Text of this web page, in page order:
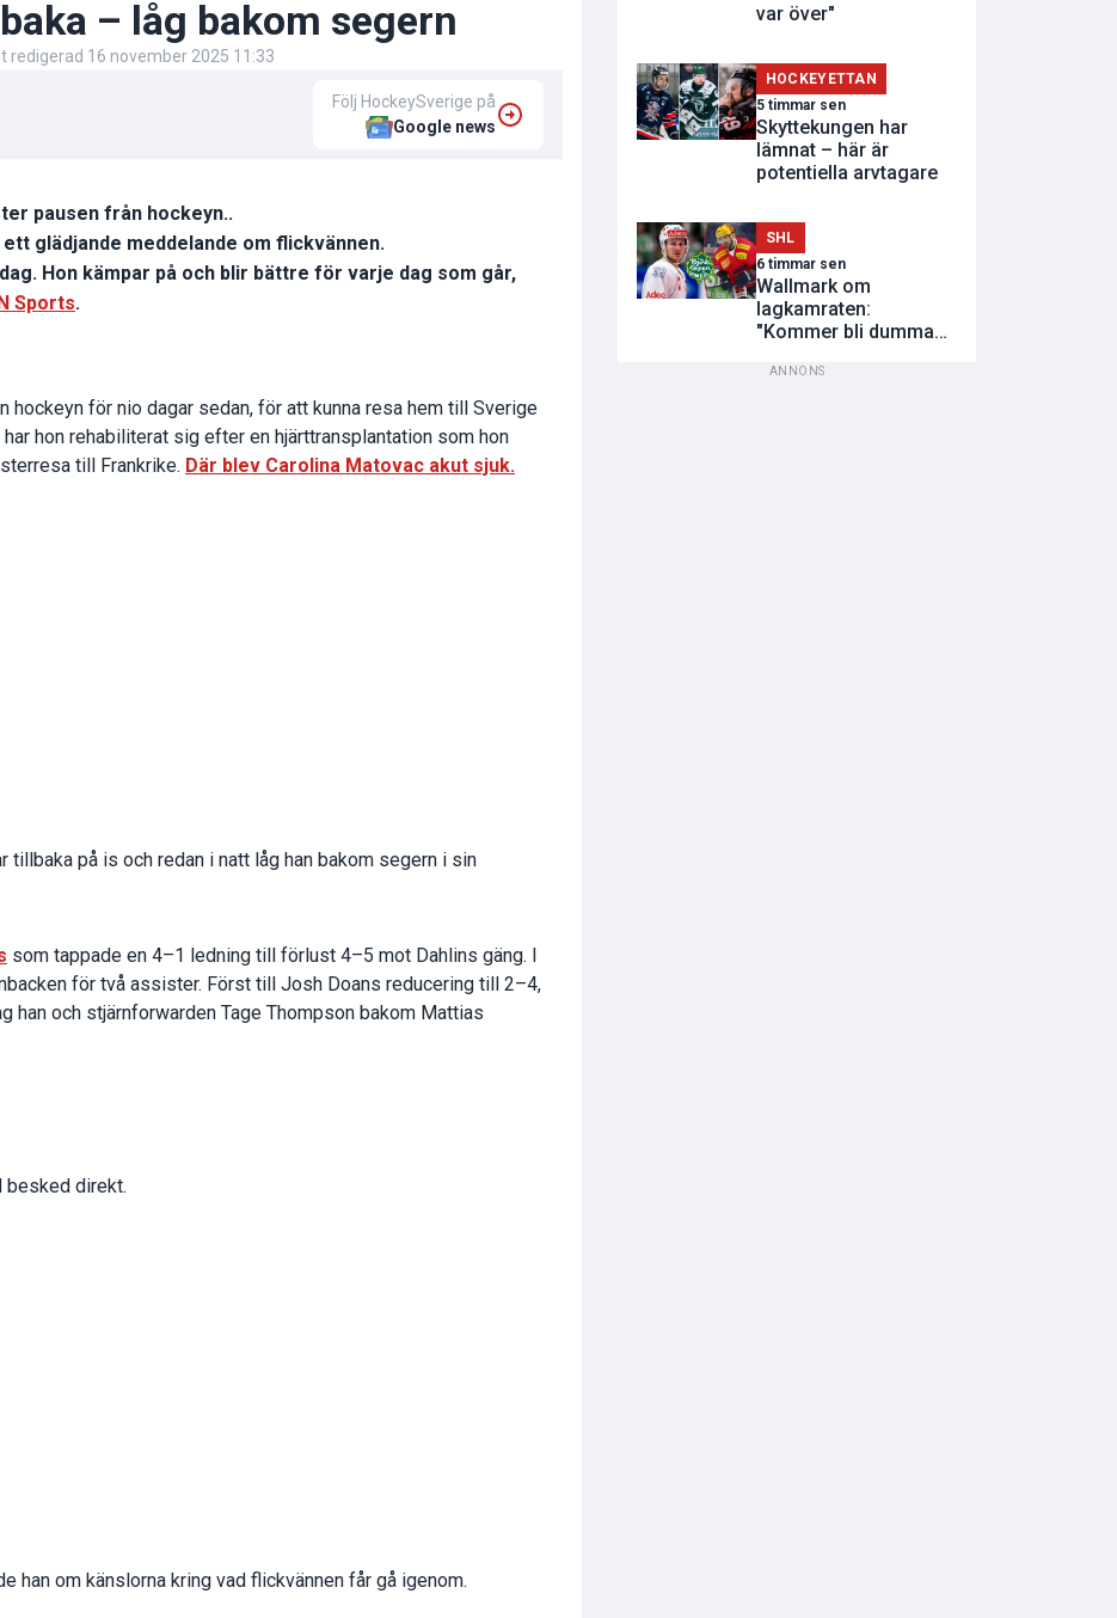
– låg bakom segern
redigerad 16 november 2025 11:33
Följ HockeySverige på
Google news
pausen från hockeyn..
glädjande meddelande om flickvännen.
Hon kämpar på och blir bättre för varje dag som går,
Sports.
hockeyn för nio dagar sedan, för att kunna resa hem till Sverige
hon rehabiliterat sig efter en hjärttransplantation som hon
till Frankrike. Där blev Carolina Matovac akut sjuk.
tillbaka på is och redan i natt låg han bakom segern i sin
som tappade en 4–1 ledning till förlust 4–5 mot Dahlins gäng. I
för två assister. Först till Josh Doans reducering till 2–4,
han och stjärnforwarden Tage Thompson bakom Mattias
besked direkt.
han om känslorna kring vad flickvännen får gå igenom.
var över"
HOCKEYETTAN
5 timmar sen
Skyttekungen har
lämnat – här är
potentiella arvtagare
SHL
6 timmar sen
Wallmark om
lagkamraten:
"Kommer bli dumma
ANNONS